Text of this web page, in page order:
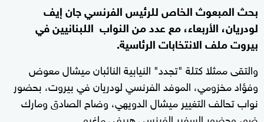
بحث المبعوث الخاص للرئيس الفرنسي جان إيف
لودريان، الأربعاء، مع عدد من النواب اللبنانيين في
بيروت ملف الانتخابات الرئاسية.
والتقى ممثلا كتلة "تجدد" النيابية النائبان ميشال معوض
وفؤاد مخزومي، الموفد الفرنسي لودريان في بيروت، بحضور
نواب تحالف التغيير ميشال الدويهي، وضاح الصادق ومارك
ضو، وحضور السفير الفرنسي هيرفي ماغرو.